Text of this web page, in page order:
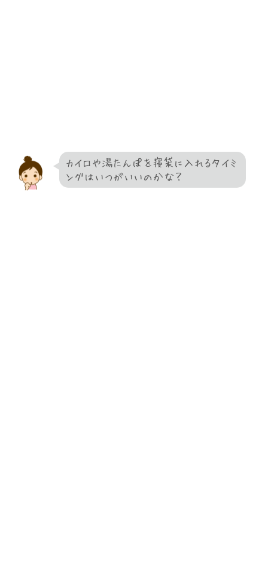
カイロや湯たんぽを寝袋に入れるタイミ
ングはいつがいいのかな？